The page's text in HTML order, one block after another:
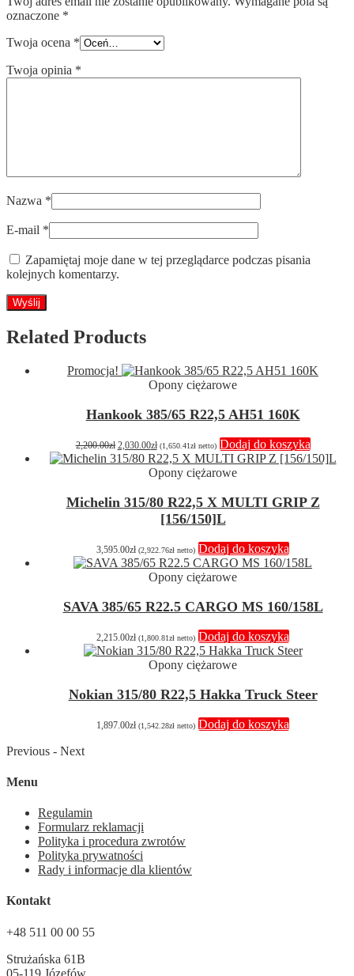
oznaczone *
Twoja ocena *
Twoja opinia *
Nazwa *
E-mail *
Zapamiętaj moje dane w tej przeglądarce podczas pisania
kolejnych komentarzy.
Related Products
Promocja!
Opony ciężarowe
Hankook 385/65 R22,5 AH51 160K
2,200.00zł Pierwotna
cena
wynosiła:
2,200.00zł.
2,030.00złAktualna
cena
wynosi:
2,030.00zł.
(1,650.41złnetto) Dodaj do koszyka
Opony ciężarowe
Michelin 315/80 R22,5 X MULTI GRIP Z
[156/150]L
3,595.00zł (2,922.76zł netto) Dodaj do koszyka
Opony ciężarowe
SAVA 385/65 R22.5 CARGO MS 160/158L
2,215.00zł (1,800.81zł netto) Dodaj do koszyka
Opony ciężarowe
Nokian 315/80 R22,5 Hakka Truck Steer
1,897.00zł (1,542.28zł netto) Dodaj do koszyka
Previous - Next
Menu
Regulamin
Formularz reklamacji
Polityka i procedura zwrotów
Polityka prywatności
Rady i informacje dla klientów
Kontakt
+48 511 00 00 55
Strużańska 61B
05-119 Józefów